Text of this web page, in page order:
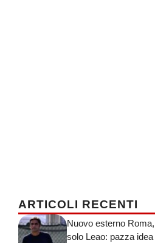
ARTICOLI RECENTI
Nuovo esterno
solo Leao: pazza idea